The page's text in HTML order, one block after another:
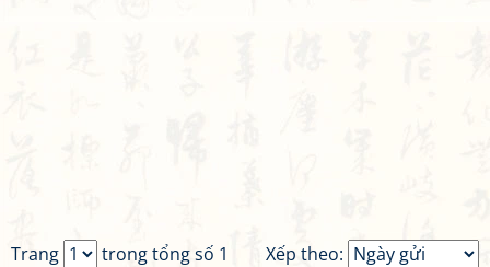
Xếp theo:
Trang
trong tổng số 1